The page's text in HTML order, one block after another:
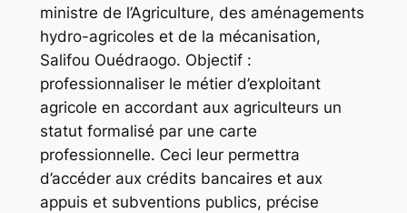
ministre de l’Agriculture, des aménagements
hydro-agricoles et de la mécanisation,
Salifou Ouédraogo. Objectif :
professionnaliser le métier d’exploitant
agricole en accordant aux agriculteurs un
statut formalisé par une carte
professionnelle. Ceci leur permettra
d’accéder aux crédits bancaires et aux
appuis et subventions publics, précise